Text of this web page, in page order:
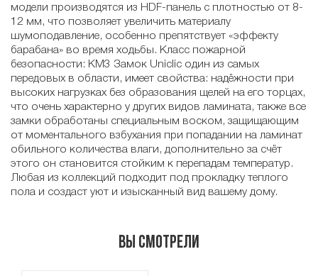
модели производятся из HDF-панель с плотностью от 8-
12 мм, что позволяет увеличить материалу
шумоподавление, особенно препятствует «эффекту
барабана» во время ходьбы. Класс пожарной
безопасности: КМ3 Замок Uniclic один из самых
передовых в области, имеет свойства: надёжности при
высоких нагрузках без образования щелей на его торцах,
что очень характерно у других видов ламината, также все
замки обработаны специальным воском, защищающим
от моментального взбухания при попадании на ламинат
обильного количества влаги, дополнительно за счёт
этого он становится стойким к перепадам температур.
Любая из коллекций подходит под прокладку теплого
пола и создаст уют и изысканный вид вашему дому.
Вы смотрели